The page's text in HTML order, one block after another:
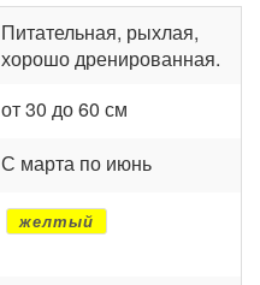
Питательная, рыхлая,
хорошо дренированная.
от 30 до 60 см
С марта по июнь
желтый